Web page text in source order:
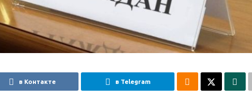
в Контакте в Telegram